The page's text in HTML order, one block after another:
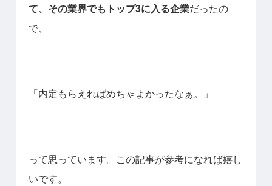
て、その業界でもトップ3に入る企業だったの
で、
「内定もらえればめちゃよかったなぁ。」
って思っています。この記事が参考になれば嬉し
いです。